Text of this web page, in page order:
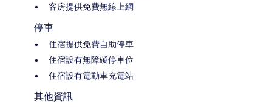
客房提供免費無線上網
停車
住宿提供免費自助停車
住宿設有無障礙停車位
住宿設有電動車充電站
其他資訊